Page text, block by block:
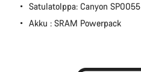
Satulatolppa: Canyon SP0055
Akku : SRAM Powerpack